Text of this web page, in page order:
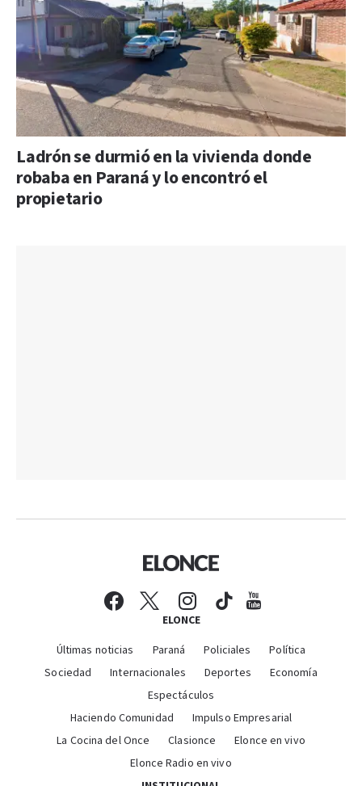
Ladrón se durmió en la vivienda donde
robaba en Paraná y lo encontró el
propietario
ELONCE
Últimas noticias Paraná Policiales
Política
Sociedad
Internacionales Deportes
Economía
Espectáculos
Haciendo Comunidad
Impulso Empresarial
La Cocina del Once
Clasionce
Elonce en vivo
Elonce Radio en vivo